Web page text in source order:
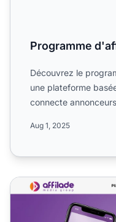
Programme
Découvrez le
une plateforme
connecte
Aug 1, 2025
Programme